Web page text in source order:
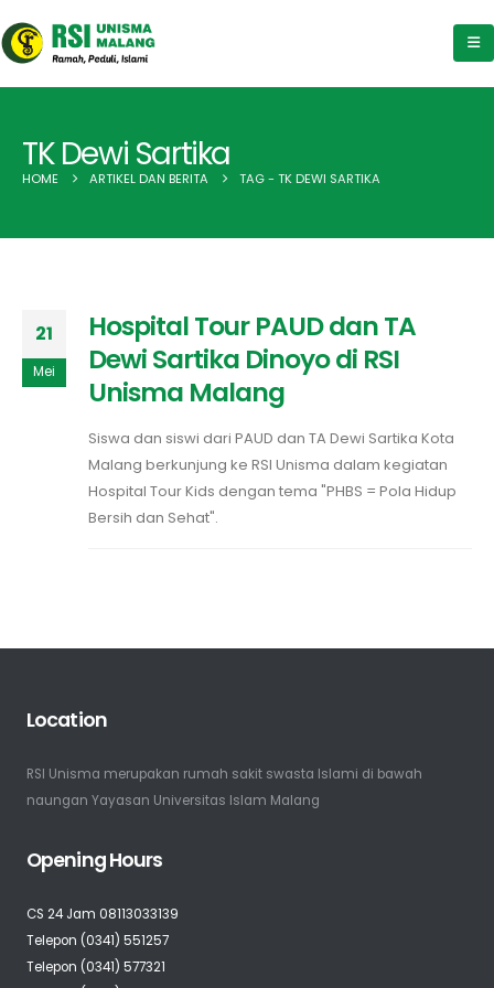
TK Dewi Sartika
HOME ARTIKEL DAN BERITA TAG - TK DEWI SARTIKA
21
Mei
Hospital Tour PAUD dan TA
Dewi Sartika Dinoyo di RSI
Unisma Malang
Siswa dan siswi dari PAUD dan TA Dewi Sartika Kota
Malang berkunjung ke RSI Unisma dalam kegiatan
Hospital Tour Kids dengan tema "PHBS = Pola Hidup
Bersih dan Sehat".
Location
RSI Unisma merupakan rumah sakit swasta Islami di bawah
naungan Yayasan Universitas Islam Malang
Opening Hours
CS 24 Jam 08113033139
Telepon (0341) 551257
Telepon (0341) 577321